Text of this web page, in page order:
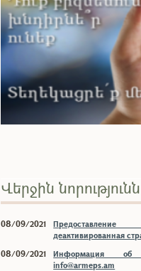
Վերջին
08/09/2021
деактивированная
08/09/2021
Информация об
info@armeps.am